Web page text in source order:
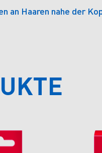
an Haaren nahe der